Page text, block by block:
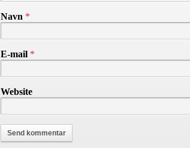
Navn *
E-mail *
Website